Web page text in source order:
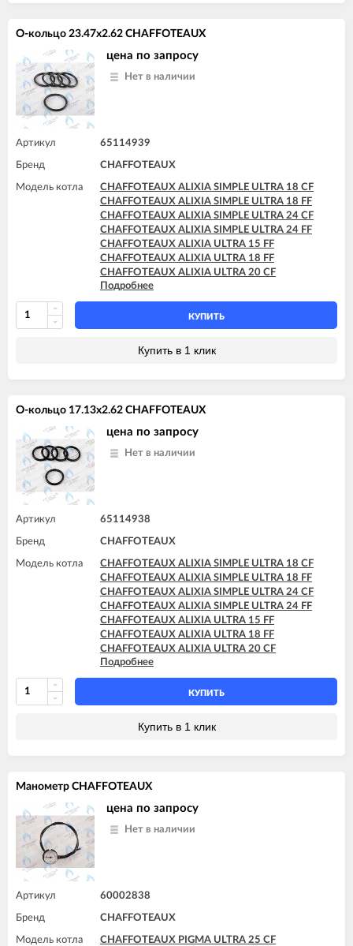
О-кольцо 23.47x2.62 CHAFFOTEAUX
цена по запросу
Нет в наличии
Артикул 65114939
Бренд CHAFFOTEAUX
Модель котла
CHAFFOTEAUX ALIXIA SIMPLE ULTRA 18 CF
CHAFFOTEAUX ALIXIA SIMPLE ULTRA 18 FF
CHAFFOTEAUX ALIXIA SIMPLE ULTRA 24 CF
CHAFFOTEAUX ALIXIA SIMPLE ULTRA 24 FF
CHAFFOTEAUX ALIXIA ULTRA 15 FF
CHAFFOTEAUX ALIXIA ULTRA 18 FF
CHAFFOTEAUX ALIXIA ULTRA 20 CF
CHAFFOTEAUX ALIXIA ULTRA 20 FF
CHAFFOTEAUX ALIXIA ULTRA 24 CF
CHAFFOTEAUX ALIXIA ULTRA 24 FF
CHAFFOTEAUX INOA ULTRA 24 FF
CHAFFOTEAUX PIGMA ULTRA 25 FF
CHAFFOTEAUX PIGMA ULTRA SYSTEM 25 CF
CHAFFOTEAUX PIGMA ULTRA SYSTEM 25 FF
CHAFFOTEAUX PIGMA ULTRA SYSTEM 35 FF
Подробнее
КУПИТЬ
Купить в 1 клик
О-кольцо 17.13x2.62 CHAFFOTEAUX
цена по запросу
Нет в наличии
Артикул 65114938
Бренд CHAFFOTEAUX
Модель котла
CHAFFOTEAUX ALIXIA SIMPLE ULTRA 18 CF
CHAFFOTEAUX ALIXIA SIMPLE ULTRA 18 FF
CHAFFOTEAUX ALIXIA SIMPLE ULTRA 24 CF
CHAFFOTEAUX ALIXIA SIMPLE ULTRA 24 FF
CHAFFOTEAUX ALIXIA ULTRA 15 FF
CHAFFOTEAUX ALIXIA ULTRA 18 FF
CHAFFOTEAUX ALIXIA ULTRA 20 CF
CHAFFOTEAUX ALIXIA ULTRA 20 FF
CHAFFOTEAUX ALIXIA ULTRA 24 CF
CHAFFOTEAUX ALIXIA ULTRA 24 FF
CHAFFOTEAUX INOA ULTRA 24 FF
CHAFFOTEAUX PIGMA ULTRA 25 FF
CHAFFOTEAUX PIGMA ULTRA SYSTEM 25 CF
CHAFFOTEAUX PIGMA ULTRA SYSTEM 25 FF
CHAFFOTEAUX PIGMA ULTRA SYSTEM 35 FF
Подробнее
КУПИТЬ
Купить в 1 клик
Манометр CHAFFOTEAUX
цена по запросу
Нет в наличии
Артикул 60002838
Бренд CHAFFOTEAUX
Модель котла
CHAFFOTEAUX PIGMA ULTRA 25 CF